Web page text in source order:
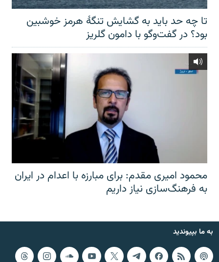
تا چه حد باید به گشایش تنگهٔ هرمز خوشبین
بود؟ در گفت‌وگو با دامون گلریز
محمود امیری مقدم: برای مبارزه با اعدام در ایران
به فرهنگ‌سازی نیاز داریم
به ما بپیوندید